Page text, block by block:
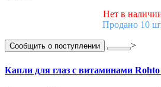
Нет в
Продано 10
Сообщить о поступлении >
Капли для глаз с витаминами